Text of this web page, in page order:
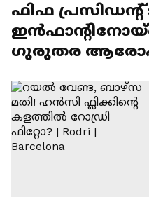
ഫിഫ പ്രസിഡന്റ്
ഗുരുതര